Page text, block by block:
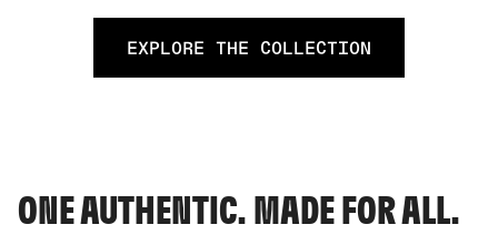
EXPLORE THE COLLECTION
ONE AUTHENTIC. MADE FOR ALL.